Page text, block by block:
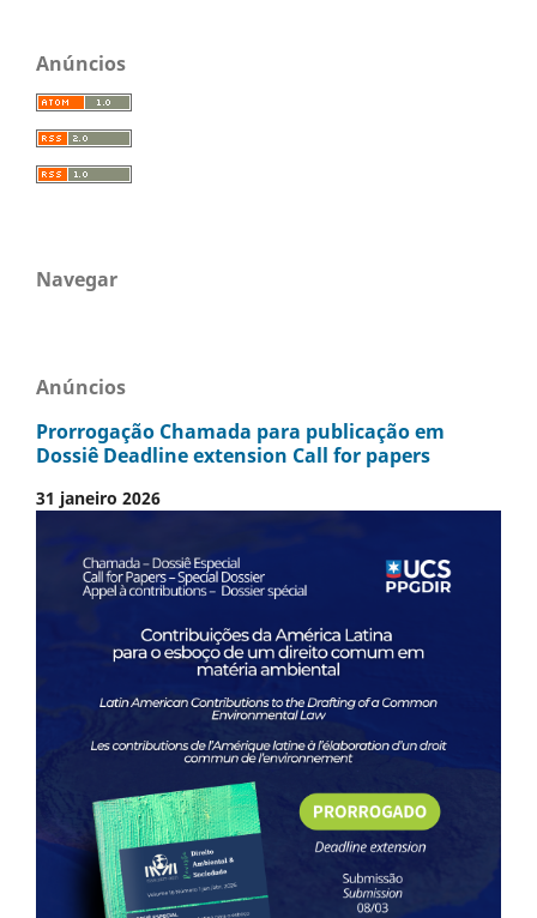
Anúncios
Navegar
Anúncios
Prorrogação Chamada para publicação em
Dossiê Deadline extension Call for papers
31 janeiro 2026